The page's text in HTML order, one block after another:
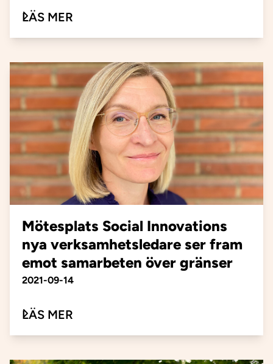
LÄS MER
Mötesplats Social Innovations
nya verksamhetsledare ser fram
emot samarbeten över gränser
Publiceringsdatum
2021-09-14
LÄS MER